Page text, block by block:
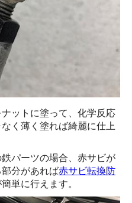
ナットに塗って、化学反応
く薄く塗れば綺麗に仕上
パーツの場合、赤サビが
分があれば赤サビ転換防
単に行えます。